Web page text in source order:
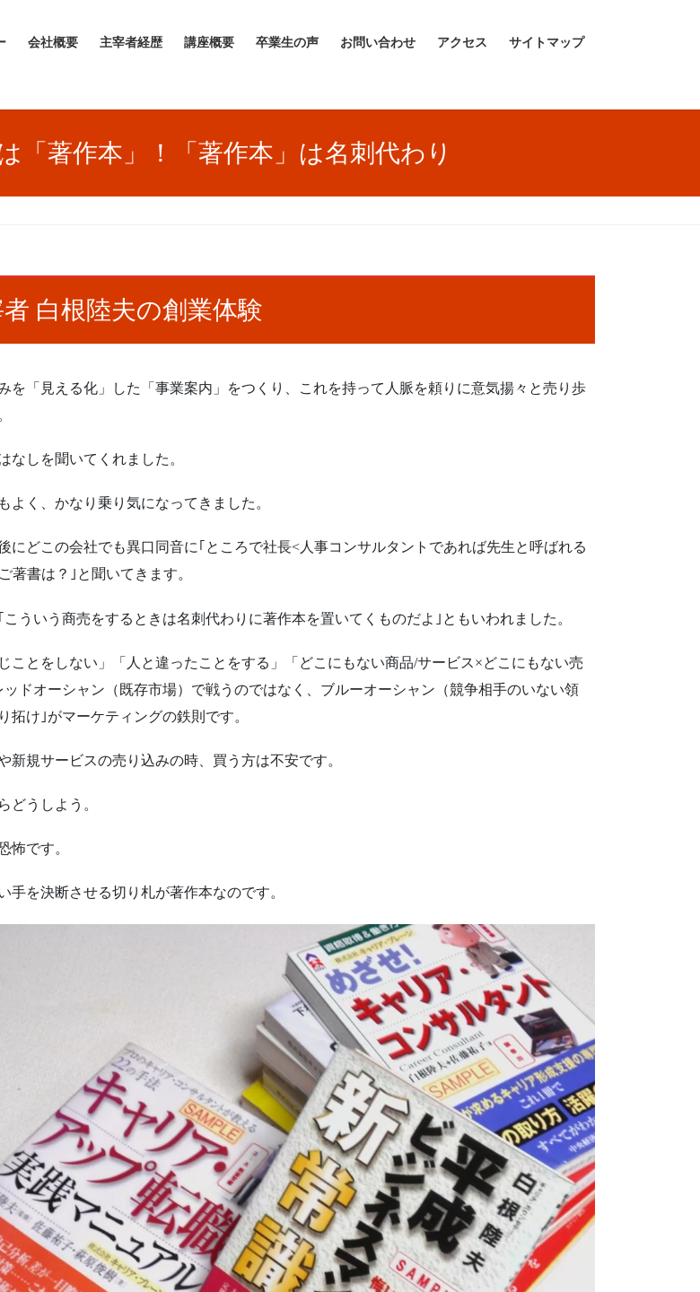
会社概要 主宰者経歴 講座概要 卒業生の声 お問い合わせ アクセス サイトマップ
「著作本」！「著作本」は名刺代わり
白根陸夫の創業体験
を「見える化」した「事業案内」をつくり、これを持って人脈を頼りに意気揚々と売り歩
なしを聞いてくれました。
よく、かなり乗り気になってきました。
にどこの会社でも異口同音に｢ところで社長<人事コンサルタントであれば先生と呼ばれる
著書は？｣と聞いてきます。
こういう商売をするときは名刺代わりに著作本を置いてくものだよ｣ともいわれました。
じことをしない」「人と違ったことをする」「どこにもない商品/サービス×どこにもない売
ッドオーシャン（既存市場）で戦うのではなく、ブルーオーシャン（競争相手のいない領
拓け｣がマーケティングの鉄則です。
新規サービスの売り込みの時、買う方は不安です。
どうしよう。
怖です。
手を決断させる切り札が著作本なのです。